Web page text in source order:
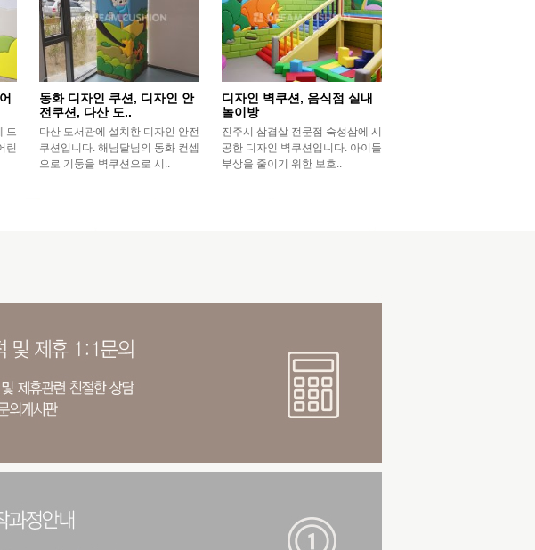
드
린
동화 디자인 쿠션, 디자인 안
전쿠션, 다산 도..
다산 도서관에 설치한 디자인 안전
쿠션입니다. 해님달님의 동화 컨셉
으로 기둥을 벽쿠션으로 시..
디자인 벽쿠션, 음식점 실내
놀이방
진주시 삼겹살 전문점 숙성삼에 시
공한 디자인 벽쿠션입니다. 아이들
부상을 줄이기 위한 보호..